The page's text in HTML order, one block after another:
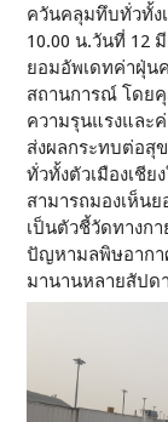
ควันคลุมทึบทั่วทั้ง
10.00 น.วันที่ 12
ยอมอัพเดทค่าฝุ่น
สถานการณ์ โดย
ความรุนแรงและ
ส่งผลกระทบต่อสุ
ทั่วทั้งตัวเมืองเชี
สามารถมองเห็น
เป็นตัวชี้วัดทางก
ปัญหามลพิษอากา
มานานหลายสัปด